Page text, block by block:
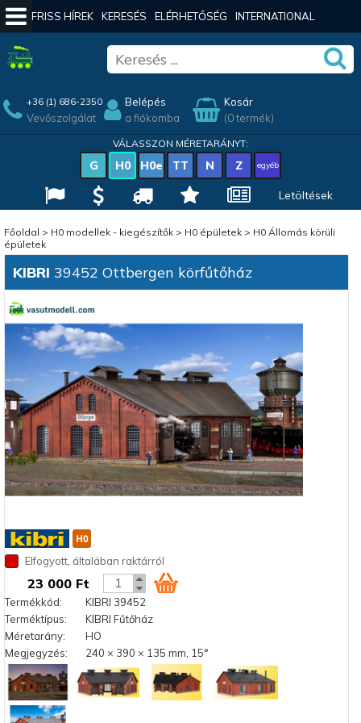
FRISS HÍREK KERESÉS ELÉRHETŐSÉG INTERNATIONAL
+36 (1) 686-2350
Vevőszolgálat
Belépés
a fiókomba
Kosár
(0 termék)
VÁLASSZON MÉRETARÁNYT:
G H0 H0e TT N Z egyéb
Letöltések
Főoldal > H0 modellek - kiegészítők> H0 épületek> H0 Állomás körüli
épületek
KIBRI 39452 Ottbergen körfűtőház
Elfogyott, általában raktárról
23 000 Ft
Termékkód:
KIBRI 39452
Terméktípus:
KIBRI Fűtőház
Méretarány:
HO
Megjegyzés:
240 × 390 × 135 mm, 15°